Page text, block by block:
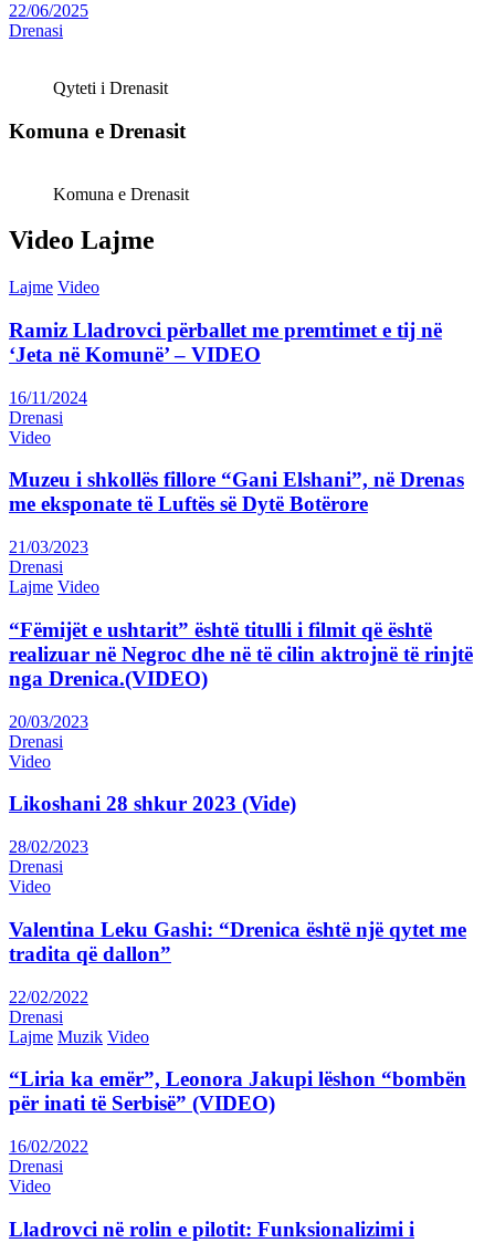
22/06/2025
Drenasi
Qyteti i Drenasit
Komuna e Drenasit
Komuna e Drenasit
Video Lajme
Lajme Video
Ramiz Lladrovci përballet me premtimet e tij në
‘Jeta në Komunë’ – VIDEO
16/11/2024
Drenasi
Video
Muzeu i shkollës fillore “Gani Elshani”, në Drenas
me eksponate të Luftës së Dytë Botërore
21/03/2023
Drenasi
Lajme Video
“Fëmijët e ushtarit” është titulli i filmit që është
realizuar në Negroc dhe në të cilin aktrojnë të rinjtë
nga Drenica.(VIDEO)
20/03/2023
Drenasi
Video
Likoshani 28 shkur 2023 (Vide)
28/02/2023
Drenasi
Video
Valentina Leku Gashi: “Drenica është një qytet me
tradita që dallon”
22/02/2022
Drenasi
Lajme Muzik Video
“Liria ka emër”, Leonora Jakupi lëshon “bombën
për inati të Serbisë” (VIDEO)
16/02/2022
Drenasi
Video
Lladrovci në rolin e pilotit: Funksionalizimi i